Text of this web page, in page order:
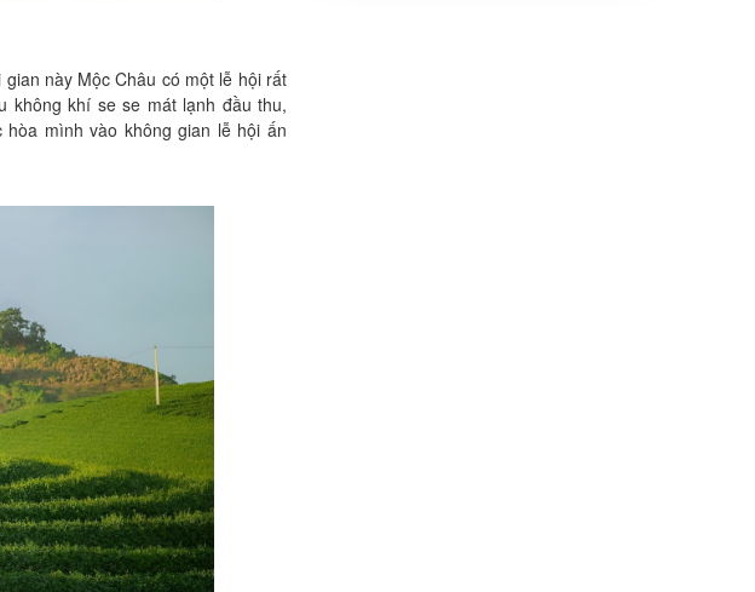
này Mộc Châu có một lễ hội rất
không khí se se mát lạnh đầu thu,
mình vào không gian lễ hội ấn